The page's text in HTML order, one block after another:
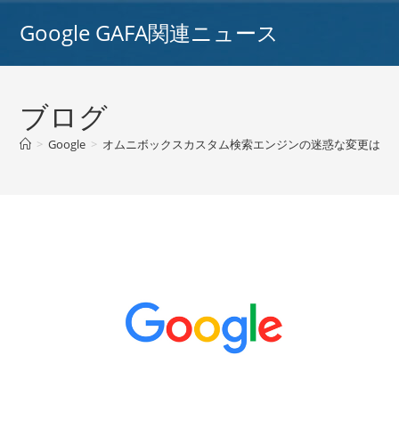
Google GAFA関連ニュース
ブログ
> Google > オムニボックスカスタム検索エンジンの迷惑な変更は